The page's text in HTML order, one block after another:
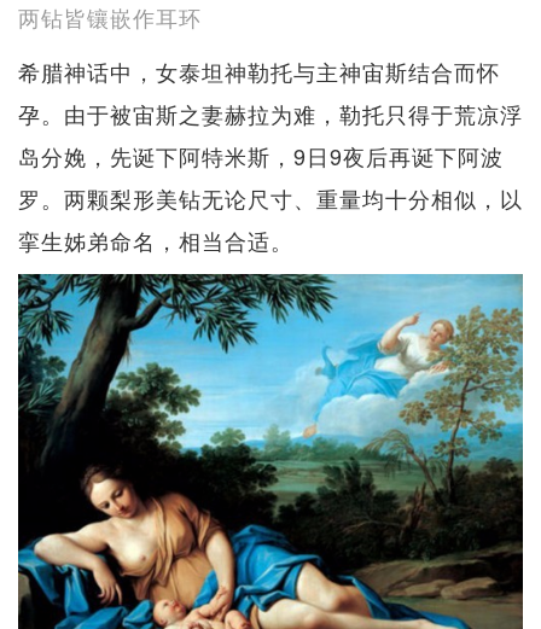
两钻皆镶嵌作耳环
希腊神话中，女泰坦神勒托与主神宙斯结合而怀
孕。由于被宙斯之妻赫拉为难，勒托只得于荒凉浮
岛分娩，先诞下阿特米斯，9日9夜后再诞下阿波
罗。两颗梨形美钻无论尺寸、重量均十分相似，以
挛生姊弟命名，相当合适。